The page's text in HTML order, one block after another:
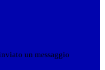
un messaggio